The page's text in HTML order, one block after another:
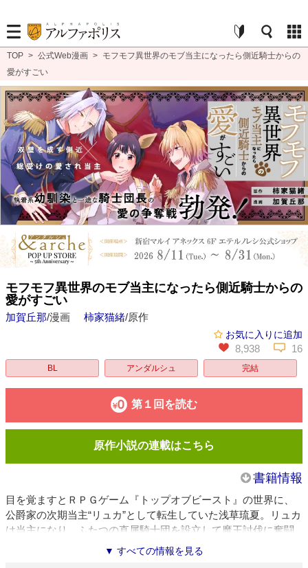
TOP > 公式Web漫画 > モフモフ異世界のモブ当主になったら側近騎士からの
愛がすごい
モフモフ異世界のモブ当主になったら側近騎士からの
愛がすごい
加賀丘那/漫画 柿家猫緒/原作
お気に入りに追加
8,938 16
BL アンダルシュ 完結
第１回を読む
原作小説の連載はこちら
書籍情報
目を覚ますとＲＰＧゲーム『トップオブビースト』の世界に、
公爵家の次期当主“リュカ”として転生していた浅草琉夏。リュカ
は当主になり、ふたつの直属騎士団を設立して魔王討伐に奮闘
することに……。それぞれの騎士団を率いるのは、厳格な性格
で圧倒的な美貌を持つオオカミ・ヴァンと、規格外な強さを誇
▼ すべての情報を見る